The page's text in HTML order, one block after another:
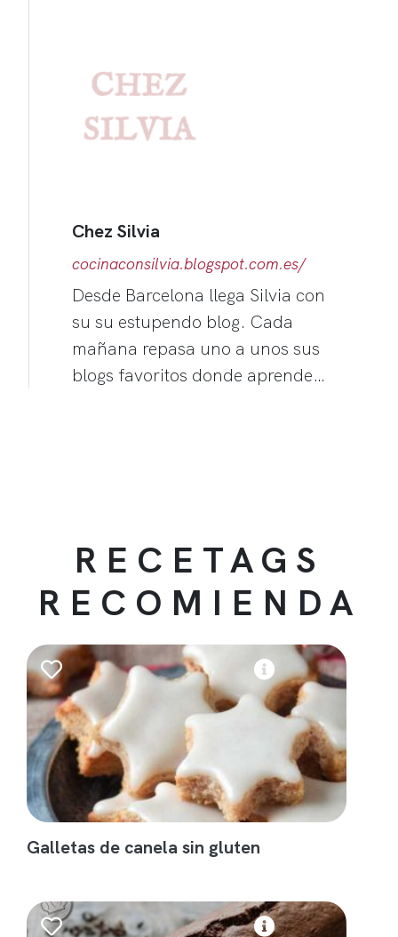
Chez Silvia
cocinaconsilvia.blogspot.com.es/
Desde Barcelona llega Silvia con
su su estupendo blog. Cada
mañana repasa uno a unos sus
blogs favoritos donde aprende…
RECETAGS
RECOMIENDA
Galletas de canela sin gluten